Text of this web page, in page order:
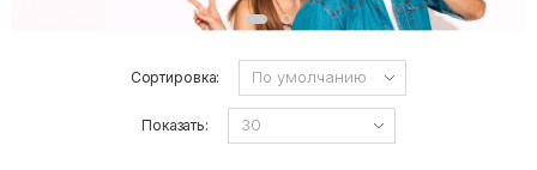
Сортировка:
Показать: